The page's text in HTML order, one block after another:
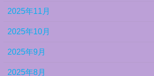
2025年11月
2025年10月
2025年9月
2025年8月